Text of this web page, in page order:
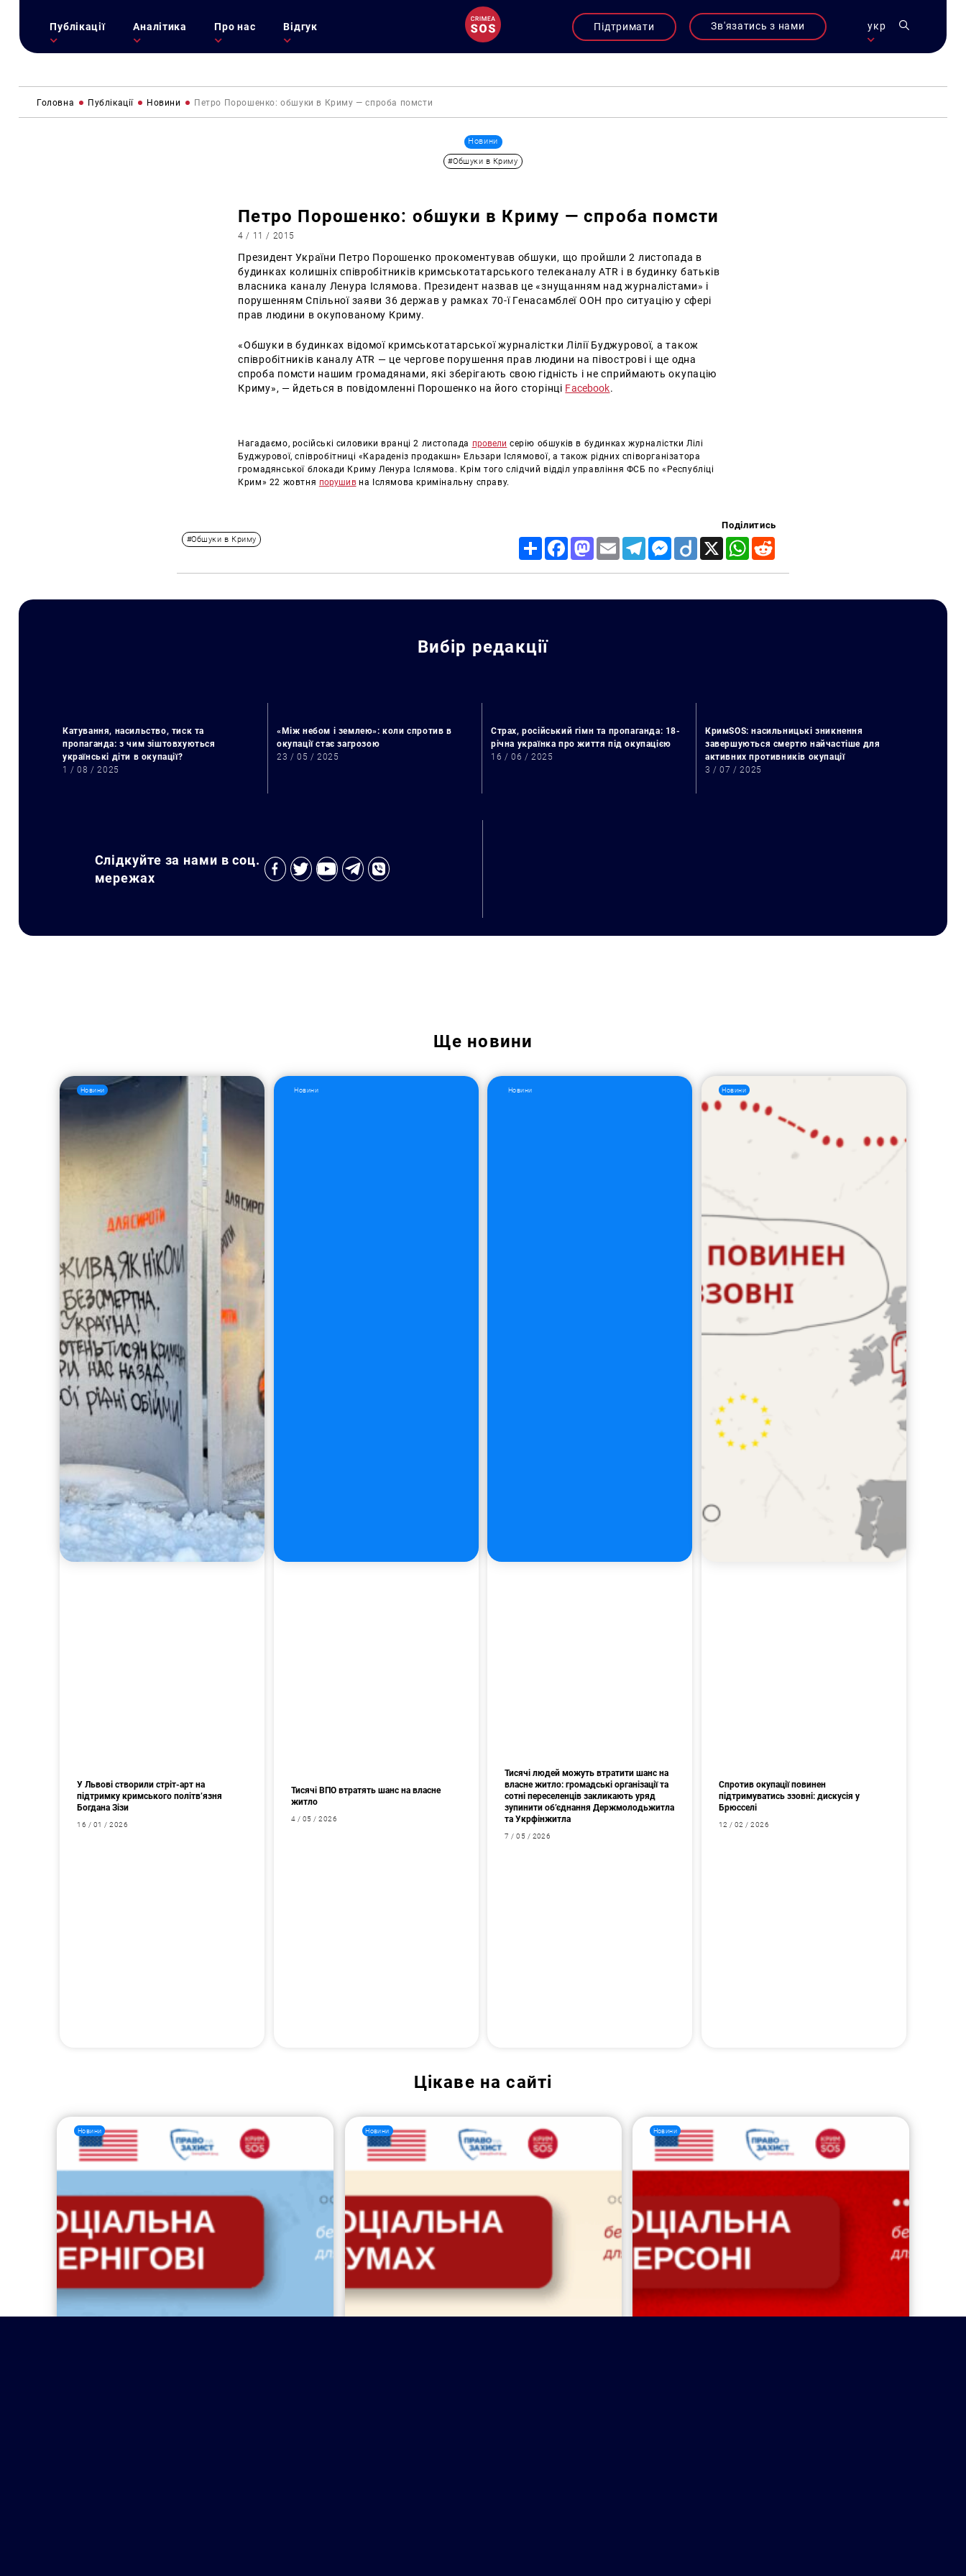
Публікації Аналітика Про нас Відгук Підтримати Зв'язатись з нами укр
Головна Публікації Новини Петро Порошенко: обшуки в Криму — спроба помсти
Новини
#Обшуки в Криму
Петро Порошенко: обшуки в Криму — спроба помсти
4 / 11 / 2015
Президент України Петро Порошенко прокоментував обшуки, що пройшли 2 листопада в
будинках колишніх співробітників кримськотатарського телеканалу ATR і в будинку батьків
власника каналу Ленура Іслямова. Президент назвав це «знущанням над журналістами» і
порушенням Спільної заяви 36 держав у рамках 70-ї Генасамблеї ООН про ситуацію у сфері
прав людини в окупованому Криму.
«Обшуки в будинках відомої кримськотатарської журналістки Лілії Буджурової, а також
співробітників каналу ATR — це чергове порушення прав людини на півострові і ще одна
спроба помсти нашим громадянами, які зберігають свою гідність і не сприймають окупацію
Криму», — йдеться в повідомленні Порошенко на його сторінці Facebook.
Нагадаємо, російські силовики вранці 2 листопада провели серію обшуків в будинках журналістки Лілі
Буджурової, співробітниці «Караденіз продакшн» Ельзари Іслямової, а також рідних співорганізатора
громадянської блокади Криму Ленура Іслямова. Крім того слідчий відділ управління ФСБ по «Республіці
Крим» 22 жовтня порушивна Іслямова кримінальну справу.
#Обшуки в Криму
Поділитись
Share FacebookMastodon
Email TelegramMessenger
Diigo X WhatsApp
Вибір редакції
Катування, насильство, тиск та
пропаганда: з чим зіштовхуються
українські діти в окупації?
1 / 08 / 2025
«Між небом і землею»: коли спротив в
окупації стає загрозою
23 / 05 / 2025
Страх, російський гімн та пропаганда: 18-
річна українка про життя під окупацією
16 / 06 / 2025
КримSOS: насильницькі зникнення
завершуються смертю найчастіше для
активних противників окупації
3 / 07 / 2025
Слідкуйте за нами в соц.
мережах
Ще новини
Новини
У Львові створили стріт-арт на
підтримку кримського політв’язня
Богдана Зізи
16 / 01 / 2026
Новини
Тисячі ВПО втратять шанс на власне
житло
4 / 05 / 2026
Новини
Тисячі людей можуть втратити шанс на
власне житло: громадські організації та
сотні переселенців закликають уряд
зупинити об’єднання Держмолодьжитла
та Укрфінжитла
7 / 05 / 2026
Новини
Спротив окупації повинен
підтримуватись ззовні: дискусія у
Брюсселі
12 / 02 / 2026
Цікаве на сайті
Новини Новини Новини